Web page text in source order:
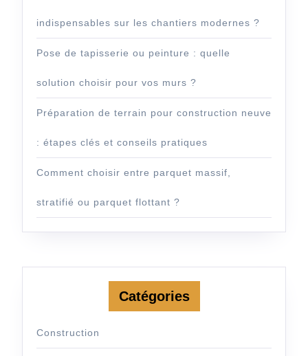
indispensables sur les chantiers modernes ?
Pose de tapisserie ou peinture : quelle
solution choisir pour vos murs ?
Préparation de terrain pour construction neuve
: étapes clés et conseils pratiques
Comment choisir entre parquet massif,
stratifié ou parquet flottant ?
Catégories
Construction